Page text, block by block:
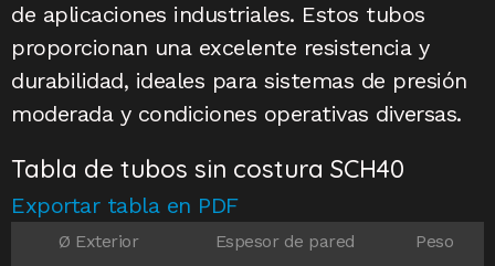
de aplicaciones industriales. Estos tubos
proporcionan una excelente resistencia y
durabilidad, ideales para sistemas de presión
moderada y condiciones operativas diversas.
Tabla de tubos sin costura SCH40​
Exportar tabla en PDF
Ø Exterior Espesor de pared
Peso